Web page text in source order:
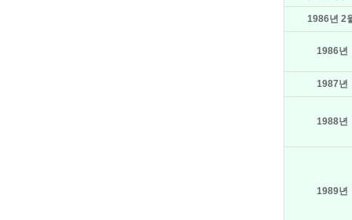
1986년 2
1986년
1987년
1988년
1989년